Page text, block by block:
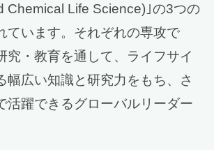
Chemical Life Science)｣の3つの
ています。それぞれの専攻で
究・教育を通して、ライフサイ
幅広い知識と研究力をもち、さ
活躍できるグローバルリーダー